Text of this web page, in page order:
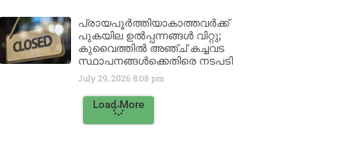
പ്രായപൂർത്തിയാകാത്തവർക്ക്
പുകയില ഉൽപ്പന്നങ്ങൾ വിറ്റു;
കുവൈത്തിൽ അഞ്ച് കച്ചവട
സ്ഥാപനങ്ങൾക്കെതിരെ നടപടി
July 29, 2026 8:08 pm
Load More